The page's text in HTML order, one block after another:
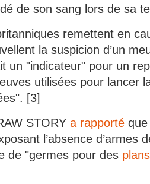
de son sang lors de sa
remettent en
la suspicion d’un
un "indicateur" pour un
utilisées pour lancer
[3]
STORY a rapporté
l’absence d’armes
de "germes pour des